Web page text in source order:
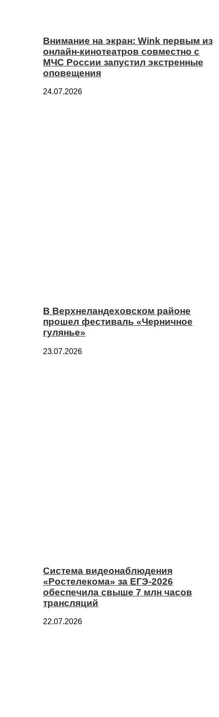
Внимание на экран: Wink первым из
онлайн-кинотеатров совместно с
МЧС России запустил экстренные
оповещения
24.07.2026
В Верхнеландеховском районе
прошел фестиваль «Черничное
гулянье»
23.07.2026
Система видеонаблюдения
«Ростелекома» за ЕГЭ-2026
обеспечила свыше 7 млн часов
трансляций
22.07.2026